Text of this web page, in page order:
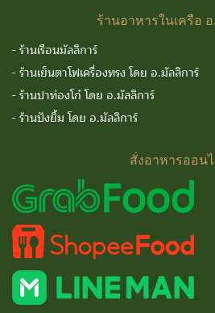
ร้านอาหารในเครือ
-ร้านเรือนมัลลิการ์
-ร้านเย็นตาโฟเครื่องทรง โดย อ.มัลลิการ์
-ร้านปาท่องโก๋ โดย อ.มัลลิการ์
-ร้านปังยิ้ม โดย อ.มัลลิการ์
สั่งอาหารออน